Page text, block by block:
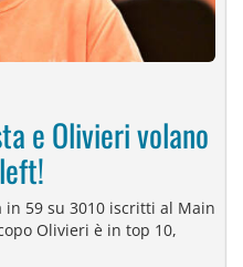
e Olivieri volano
in 59 su 3010 iscritti al Main
Olivieri è in top 10,